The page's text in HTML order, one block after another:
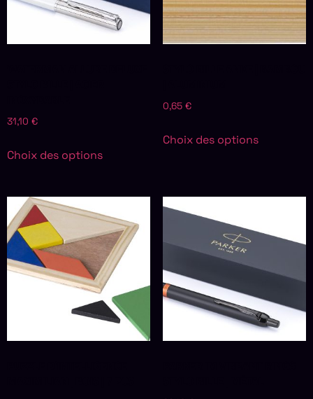
31,10 €
Choix des options
0,65 €
Choix des options